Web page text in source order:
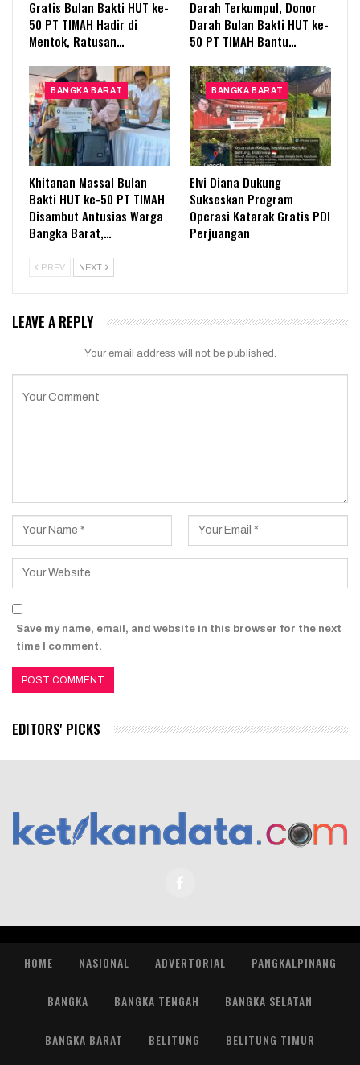
Gratis Bulan Bakti HUT ke-
50 PT TIMAH Hadir di
Mentok, Ratusan…
Darah Terkumpul, Donor
Darah Bulan Bakti HUT ke-
50 PT TIMAH Bantu…
BANGKA BARAT
Khitanan Massal Bulan
Bakti HUT ke-50 PT TIMAH
Disambut Antusias Warga
Bangka Barat,…
BANGKA BARAT
Elvi Diana Dukung
Sukseskan Program
Operasi Katarak Gratis PDI
Perjuangan
PREV NEXT
LEAVE A REPLY
Your email address will not be published.
Save my name, email, and website in this browser for the next
time I comment.
EDITORS' PICKS
HOME NASIONAL ADVERTORIAL PANGKALPINANG
BANGKA BANGKA TENGAH BANGKA SELATAN
BANGKA BARAT BELITUNG BELITUNG TIMUR